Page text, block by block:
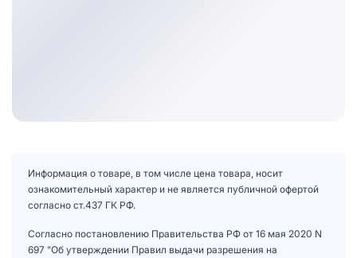
Информация о товаре, в том числе цена товара, носит
ознакомительный характер и не является публичной офертой
согласно ст.437 ГК РФ.
Согласно постановлению Правительства РФ от 16 мая 2020 N
697 "Об утверждении Правил выдачи разрешения на